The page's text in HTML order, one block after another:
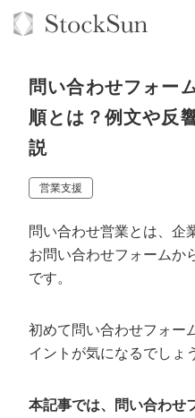
オーダーメイド支援
TOP
コンサルタント一覧
品質ガイドライン
社内コンペ
クレーム窓口
BPO支援
定額制Webマーケティング
ん』
定額制採用代行・RPO『ト
ん』
オリジナルサービス
格安でAI導入支援『あいの
拡散付1日密着動画制作『
1本無料で記事を制作『
定額制LP制作・改善『最
実績
お役立ち資料
料金表
オンラインサロン
StockSun道場
道場TOP
動画編集
エンジニア
年収エージェント
問い合わせフォー
順とは？例文や反
説
営業支援
問い合わせ営業とは、企
お問い合わせフォームか
です。
初めて問い合わせフォー
イントが気になるでしょ
本記事では、問い合わせ